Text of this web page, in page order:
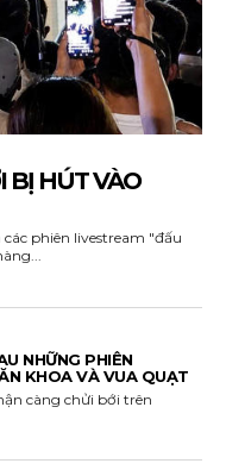
BỊ HÚT VÀO
phiên livestream "đấu
NHỮNG PHIÊN
KHOA VÀ VUA QUẠT
càng chửi bới trên